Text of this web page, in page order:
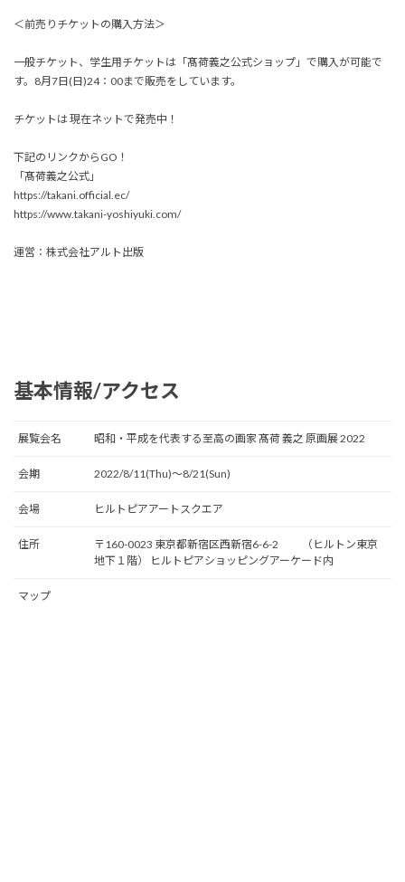
＜前売りチケットの購入方法＞
一般チケット、学生用チケットは「髙荷義之公式ショップ」で購入が可能で
す。8月7日(日)24：00まで販売をしています。
チケットは 現在ネットで発売中！
下記のリンクからGO！
「髙荷義之公式」
https://takani.official.ec/
https://www.takani-yoshiyuki.com/
運営：株式会社アルト出版
基本情報/アクセス
展覧会名 昭和・平成を代表する至高の画家 髙荷 義之 原画展 2022
会期 2022/8/11(Thu)〜8/21(Sun)
会場 ヒルトピアアートスクエア
住所
〒160-0023 東京都新宿区西新宿6-6-2 （ヒルトン東京
地下１階） ヒルトピアショッピングアーケード内
マップ